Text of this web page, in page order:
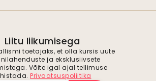
Liitu liikumisega
toetajaks, et olla kursis uute
ja eksklusiivsete
Võite igal ajal tellimuse
Privaatsuspoliitika